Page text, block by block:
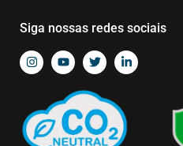
Siga nossas redes sociais